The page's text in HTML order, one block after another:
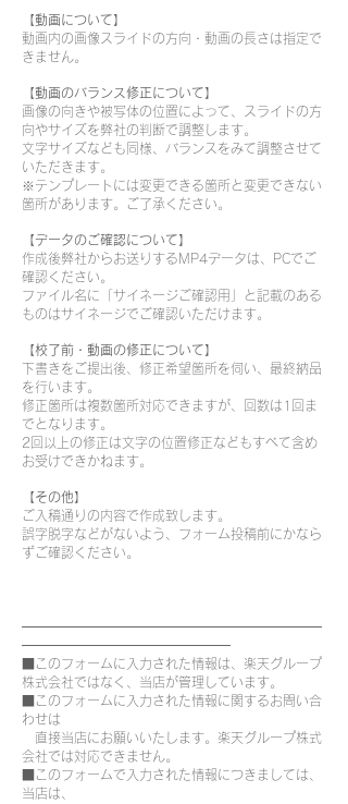
【動画について】
動画内の画像スライドの方向・動画の長さは指定で
きません。
【動画のバランス修正について】
画像の向きや被写体の位置によって、スライドの方
向やサイズを弊社の判断で調整します。
文字サイズなども同様、バランスをみて調整させて
いただきます。
※テンプレートには変更できる箇所と変更できない
箇所があります。ご了承ください。
【データのご確認について】
作成後弊社からお送りするMP4データは、PCでご
確認ください。
ファイル名に「サイネージご確認用」と記載のある
ものはサイネージでご確認いただけます。
【校了前・動画の修正について】
下書きをご提出後、修正希望箇所を伺い、最終納品
を行います。
修正箇所は複数箇所対応できますが、回数は1回ま
でとなります。
2回以上の修正は文字の位置修正などもすべて含め
お受けできかねます。
【その他】
ご入稿通りの内容で作成致します。
誤字脱字などがないよう、フォーム投稿前にかなら
ずご確認ください。
━━━━━━━━━━━━━━━━━━━━━━━
━━━━━━━━━━━━━━━━
■このフォームに入力された情報は、楽天グループ
株式会社ではなく、当店が管理しています。
■このフォームに入力された情報に関するお問い合
わせは
直接当店にお願いいたします。楽天グループ株式
会社では対応できません。
■このフォームで入力された情報につきましては、
当店は、